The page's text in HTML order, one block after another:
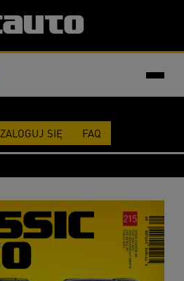
ZALOGUJ SIĘ FAQ